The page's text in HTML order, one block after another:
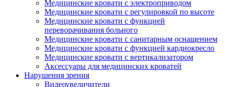
Медицинские кровати с электроприводом
Медицинские кровати с регулировкой по высоте
Медицинские кровати с функцией
переворачивания больного
Медицинские кровати с санитарным оснащением
Медицинские кровати с функцией кардиокресло
Медицинские кровати с вертикализатором
Аксессуары для медицинских кроватей
Нарушения зрения
Видеоувеличители